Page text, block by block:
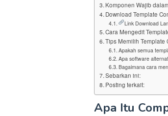
Komponen Wajib
Download Template
Link Download
Cara Mengedit
Tips Memilih Template
Apakah semua
Apa software
Bagaimana cara
Sebarkan ini:
Posting terkait:
Apa Itu